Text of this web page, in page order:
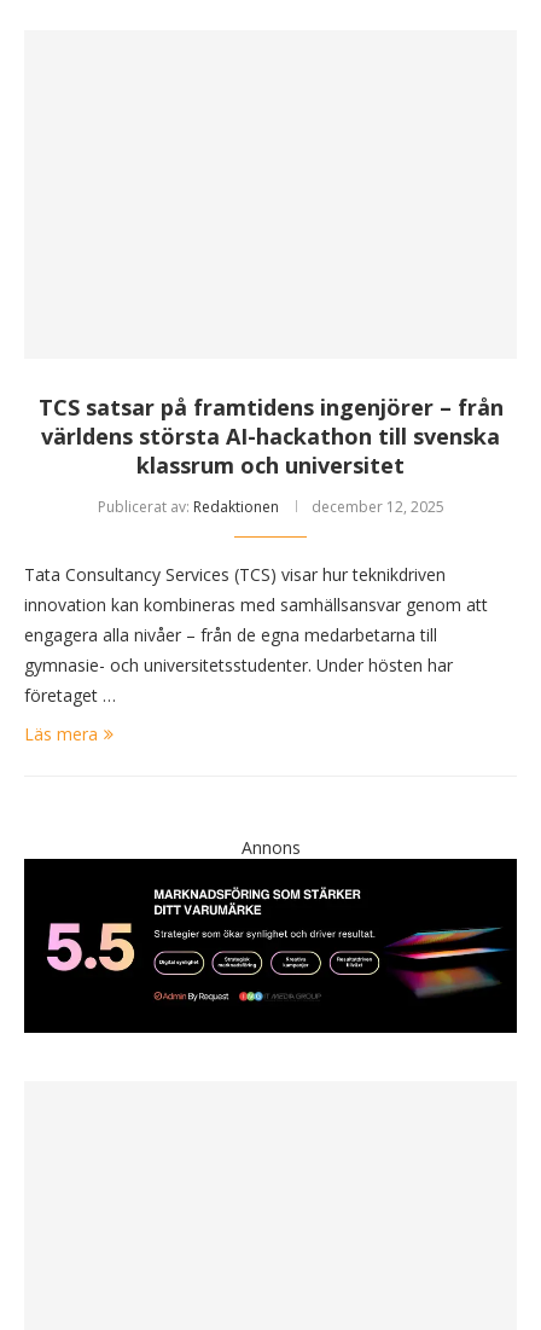
TCS satsar på framtidens ingenjörer – från
världens största AI-hackathon till svenska
klassrum och universitet
Publicerat av: Redaktionen december 12, 2025
Tata Consultancy Services (TCS) visar hur teknikdriven
innovation kan kombineras med samhällsansvar genom att
engagera alla nivåer – från de egna medarbetarna till
gymnasie- och universitetsstudenter. Under hösten har
företaget …
Läs mera
Annons